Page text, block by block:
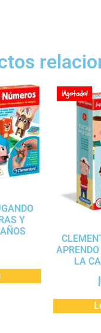
Y
¡Agotado!
LA